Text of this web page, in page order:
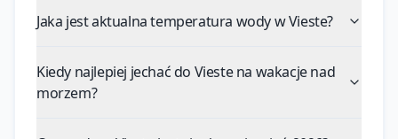
Jaka jest aktualna temperatura wody w Vieste?
Kiedy najlepiej jechać do Vieste na wakacje nad
morzem?